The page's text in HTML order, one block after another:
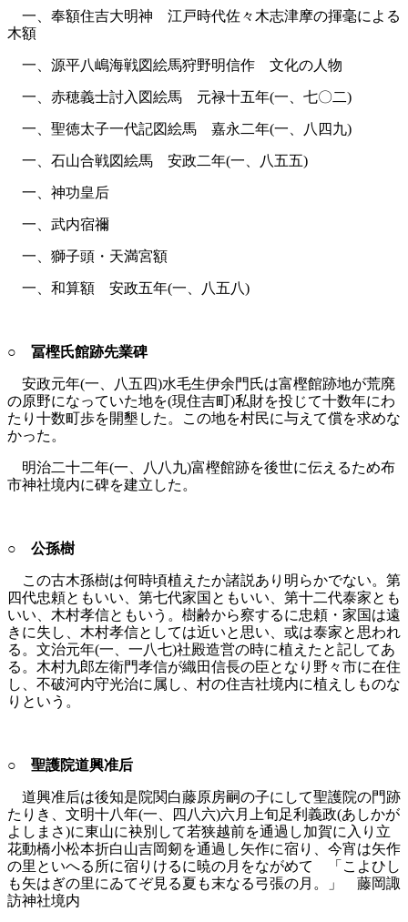
一、奉額住吉大明神 江戸時代佐々木志津摩の揮毫による
木額
一、源平八嶋海戦図絵馬狩野明信作 文化の人物
一、赤穂義士討入図絵馬 元禄十五年(一、七〇二)
一、聖徳太子一代記図絵馬 嘉永二年(一、八四九)
一、石山合戦図絵馬 安政二年(一、八五五)
一、神功皇后
一、武内宿禰
一、獅子頭・天満宮額
一、和算額 安政五年(一、八五八)
○ 冨樫氏館跡先業碑
安政元年(一、八五四)水毛生伊余門氏は富樫館跡地が荒廃
の原野になっていた地を(現住吉町)私財を投じて十数年にわ
たり十数町歩を開墾した。この地を村民に与えて償を求めな
かった。
明治二十二年(一、八八九)富樫館跡を後世に伝えるため布
市神社境内に碑を建立した。
○ 公孫樹
この古木孫樹は何時頃植えたか諸説あり明らかでない。第
四代忠頼ともいい、第七代家国ともいい、第十二代泰家とも
いい、木村孝信ともいう。樹齢から察するに忠頼・家国は遠
きに失し、木村孝信としては近いと思い、或は泰家と思われ
る。文治元年(一、一八七)社殿造営の時に植えたと記してあ
る。木村九郎左衛門孝信が織田信長の臣となり野々市に在住
し、不破河内守光治に属し、村の住吉社境内に植えしものな
りという。
○ 聖護院道興准后
道興准后は後知是院関白藤原房嗣の子にして聖護院の門跡
たりき、文明十八年(一、四八六)六月上旬足利義政(あしかが
よしまさ)に東山に袂別して若狭越前を通過し加賀に入り立
花動橋小松本折白山吉岡剱を通過し矢作に宿り、今宵は矢作
の里といへる所に宿りけるに暁の月をながめて 「こよひし
も矢はぎの里にゐてぞ見る夏も末なる弓張の月。」 藤岡諏
訪神社境内